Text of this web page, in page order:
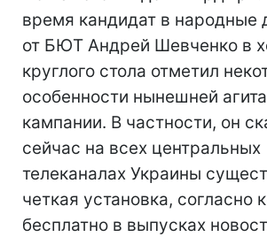
время кандидат в народные
от БЮТ Андрей Шевченко в
круглого стола отметил
особенности нынешней
кампании. В частности, он
сейчас на всех центральных
телеканалах Украины
четкая установка, согласно
бесплатно в выпусках